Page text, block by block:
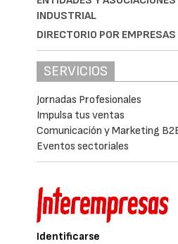
INDUSTRIAL
DIRECTORIO POR EMPRESAS
SERVICIOS
Jornadas Profesionales
Impulsa tus ventas
Comunicación y Marketing
Eventos sectoriales
Identificarse